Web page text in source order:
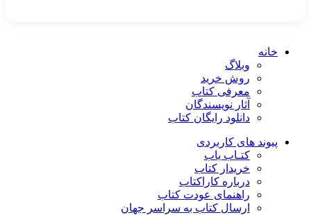
خانه
وبلاگ
روش خرید
معرفی کتاب
آثار نویسندگان
دانلود رایگان کتاب
پیوند های کاربردی
کتـاب یاب
خریدار کتاب
درباره کاراکتاب
راهنمای عودت کتاب
ارسال کتاب به سراسر جهان